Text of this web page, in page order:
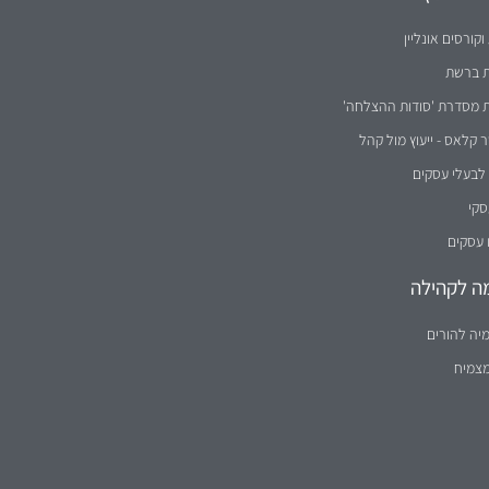
אונליין
ברשת
מסדרת 'סודות ההצלחה'
קלאס - ייעוץ מול קהל
לבעלי עסקים
עסקים
לקהילה
להורים